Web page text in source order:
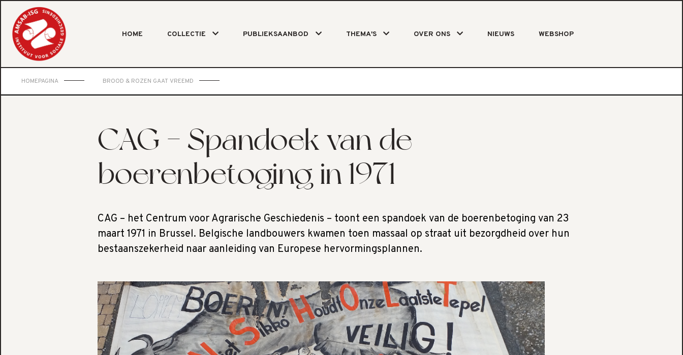
HOME COLLECTIE PUBLIEKSAANBOD THEMA'S OVER ONS NIEUWS WEBSHOP
HOMEPAGINA BROOD & ROZEN GAAT VREEMD
CAG - Spandoek van de
boerenbetoging in 1971
CAG – het Centrum voor Agrarische Geschiedenis – toont een spandoek van de boerenbetoging van 23
maart 1971 in Brussel. Belgische landbouwers kwamen toen massaal op straat uit bezorgdheid over hun
bestaanszekerheid naar aanleiding van Europese hervormingsplannen.